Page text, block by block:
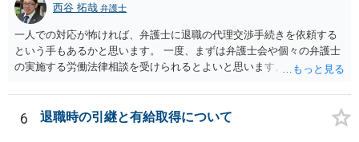
西谷 拓哉 弁護士
一人での対応が怖ければ、弁護士に退職の代理交渉手続きを依頼する
という手もあるかと思います。 一度、まずは弁護士会や個々の弁護士
の実施する労働法律相談を受けられるとよいと思います。
6 退職時の引継と有給取得について